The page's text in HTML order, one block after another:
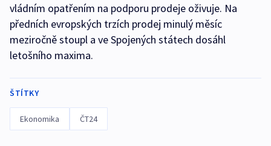
vládním opatřením na podporu prodeje oživuje. Na
předních evropských trzích prodej minulý měsíc
meziročně stoupl a ve Spojených státech dosáhl
letošního maxima.
ŠTÍTKY
Ekonomika ČT24